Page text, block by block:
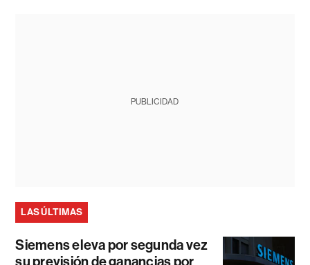
PUBLICIDAD
LAS ÚLTIMAS
Siemens eleva por segunda vez
su previsión de ganancias por